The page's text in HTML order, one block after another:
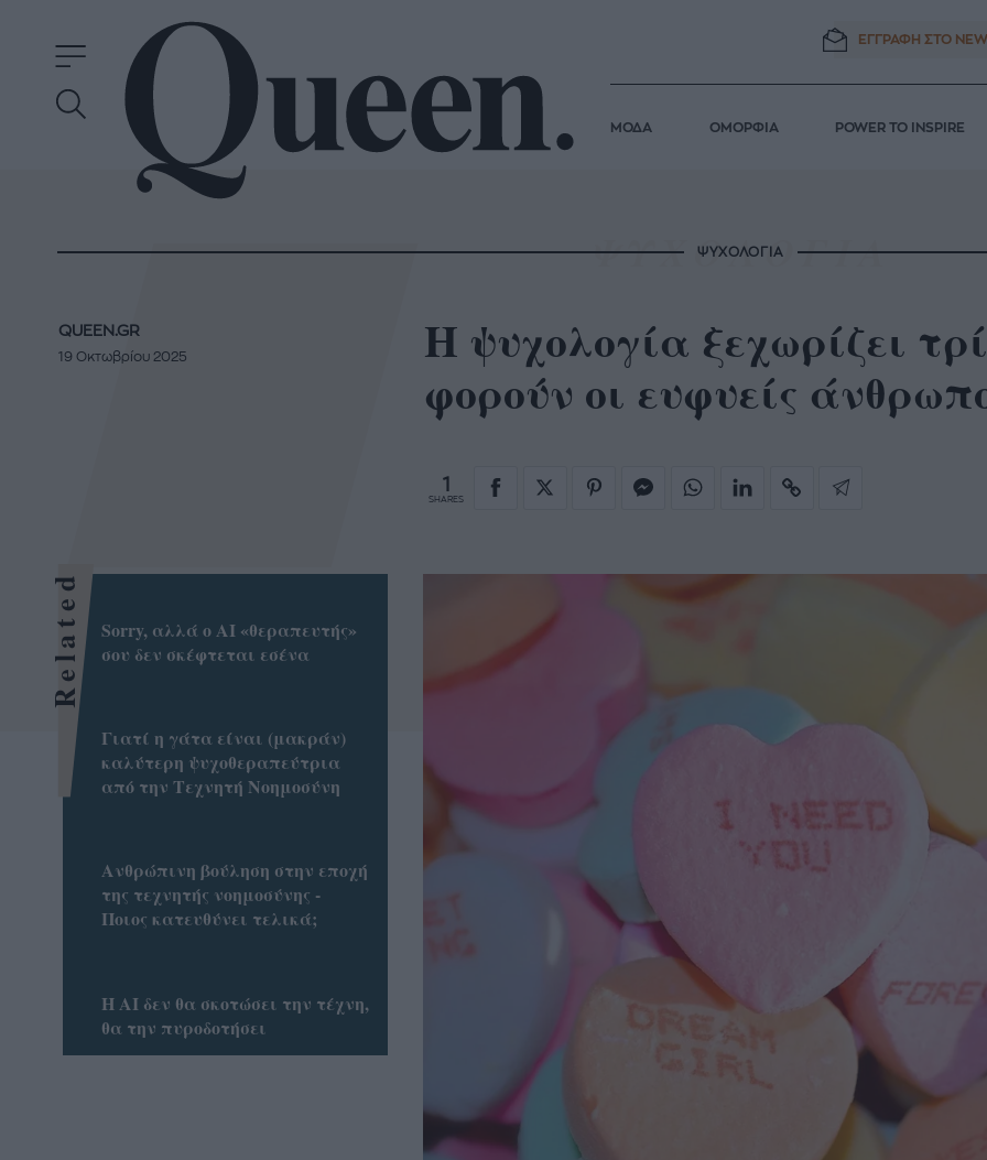
ΕΓΓΡΑΦΗ ΣΤΟ
ΜΟΔΑ ΟΜΟΡΦΙΑ POWER TO INSPIRE
ΨΥΧΟΛΟΓΙΑ
Η ψυχολογία ξεχωρίζει
φορούν οι ευφυείς
1
SHARES
QUEEN.GR
19 Οκτωβρίου 2025
Related
Sorry, αλλά ο AI «θεραπευτής»
σου δεν σκέφτεται εσένα
Γιατί η γάτα είναι (μακράν)
καλύτερη ψυχοθεραπεύτρια
από την Τεχνητή Νοημοσύνη
Ανθρώπινη βούληση στην εποχή
της τεχνητής νοημοσύνης -
Ποιος κατευθύνει τελικά;
Η ΑΙ δεν θα σκοτώσει την τέχνη,
θα την πυροδοτήσει